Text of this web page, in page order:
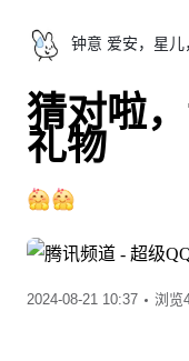
钟意 爱安，星儿
猜对啦
礼物
2024-08-21 10:37 浏览